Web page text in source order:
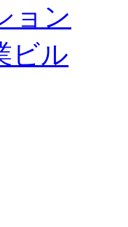
ョン
ビル